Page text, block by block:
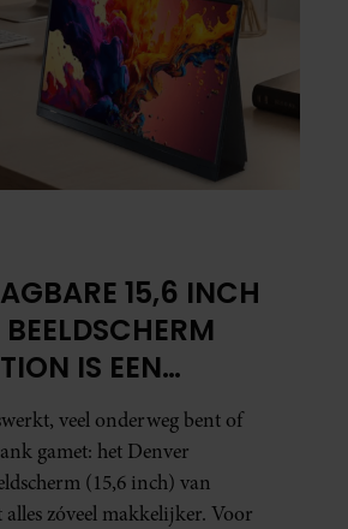
15,6 INCH
IS EEN
VOOR
ÉN BINGE-
veel onderweg bent of
gamet: het Denver
(15,6 inch) van
zóveel makkelijker. Voor